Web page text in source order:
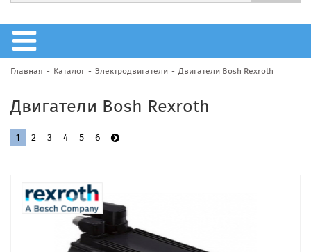
Главная Каталог Электродвигатели Двигатели Bosh Rexroth
Двигатели Bosh Rexroth
1 2 3 4 5 6